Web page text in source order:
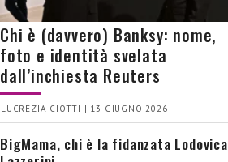
Chi è (davvero) Banksy: nome,
foto e identità svelata
dall’inchiesta Reuters
LUCREZIA CIOTTI | 13 GIUGNO 2026
BigMama, chi è la fidanzata Lodovica